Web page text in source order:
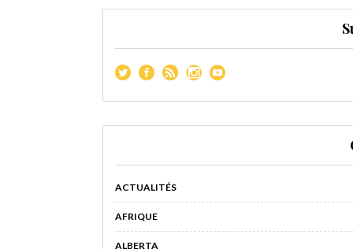
ACTUALITÉS
AFRIQUE
ALBERTA